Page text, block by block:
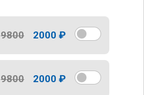
9800 2000 ₽
9800 2000 ₽